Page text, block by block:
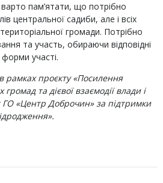
пам’ятати, що потрібно
центральної садиби, але і всіх
громади. Потрібно
та участь, обираючи відповідні
участі.
рамках проєкту «Посилення
громад та дієвої взаємодії влади і
ГО «Центр Доброчин» за підтримки